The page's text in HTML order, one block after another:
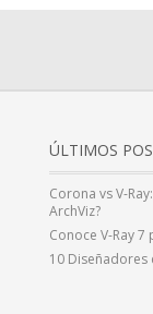
ÚLTIMOS
Corona vs V-
ArchViz?
Conoce V-Ray 7
10 Diseñadores